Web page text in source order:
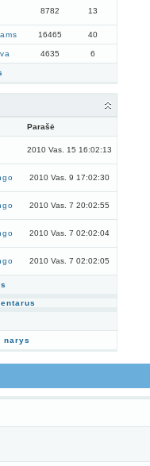
8782 13
16465 40
4635 6
Parašė
2010 Vas. 15 16:02:13
2010 Vas. 9 17:02:30
2010 Vas. 7 20:02:55
2010 Vas. 7 02:02:04
2010 Vas. 7 02:02:05
narys